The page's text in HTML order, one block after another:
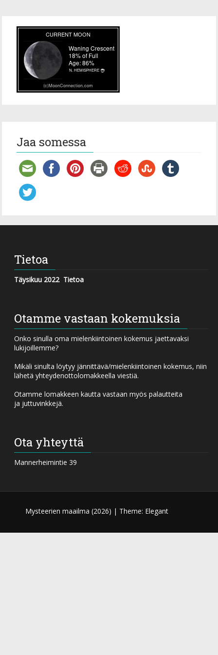
Jaa somessa
Tietoa
Täysikuu 2022 Tietoa
Otamme vastaan kokemuksia
Onko sinulla oma mielenkiintoinen kokemus jaettavaksi
lukijoillemme?
Mikäli sinulta löytyy jännittävä/mielenkiintoinen kokemus, niin
lähetä yhteydenottolomakkeella viestiä.
Otamme lomakkeen kautta vastaan myös palautteita
ja juttuvinkkejä.
Ota yhteyttä
Mannerheimintie 39
Mysteerien maailma (2026) | Theme: Elegant